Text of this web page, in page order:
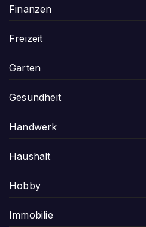
Finanzen
Freizeit
Garten
Gesundheit
Handwerk
Haushalt
Hobby
Immobilie